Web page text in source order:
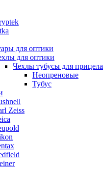
для оптики
для оптики
Чехлы тубусы для прицела
Неопреновые
Тубус
Zeiss